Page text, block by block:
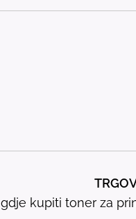
gdje kupiti toner za